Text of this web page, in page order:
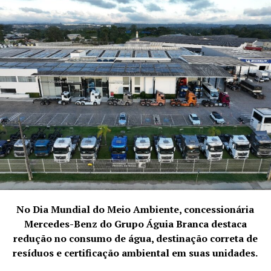
demissionais.
Além disso, a empresa se destaca pela sua expertise em
engenharia de segurança do trabalho, auxiliando na
identificação e mitigação de riscos laborais, elaboração
de laudos técnicos, treinamentos e capacitações para
No Dia Mundial do Meio Ambiente, concessionária
Mercedes-Benz do Grupo Águia Branca destaca
redução no consumo de água, destinação correta de
resíduos e certificação ambiental em suas unidades.